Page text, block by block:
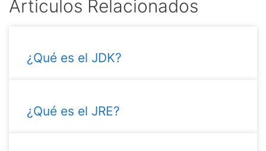
Articulos Relacionados
¿Qué es el JDK?
¿Qué es el JRE?